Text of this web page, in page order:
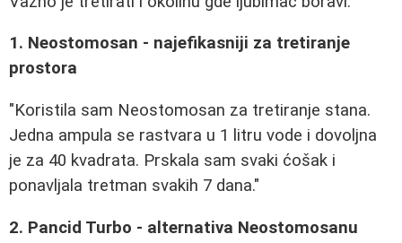
1. Neostomosan - najefikasniji za tretiranje
prostora
"Koristila sam Neostomosan za tretiranje stana.
Jedna ampula se rastvara u 1 litru vode i dovoljna
je za 40 kvadrata. Prskala sam svaki ćošak i
ponavljala tretman svakih 7 dana."
2. Pancid Turbo - alternativa Neostomosanu